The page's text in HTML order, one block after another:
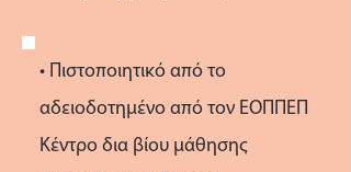
• Πιστοποιητικό από το
αδειοδοτημένο από τον ΕΟΠΠΕΠ
Κέντρο δια βίου μάθησης